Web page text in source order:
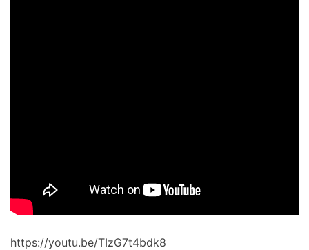
https://youtu.be/TIzG7t4bdk8